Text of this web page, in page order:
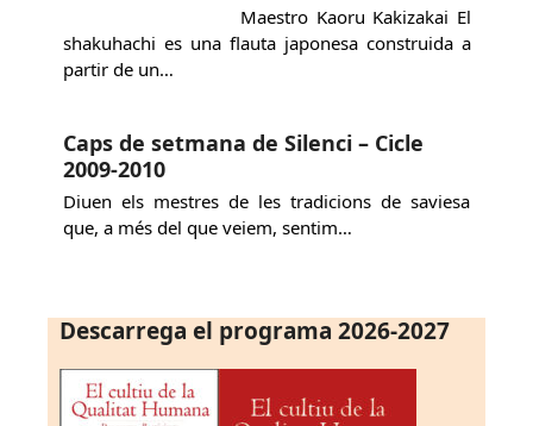
Maestro Kaoru Kakizakai El
shakuhachi es una flauta japonesa construida a
partir de un…
Caps de setmana de Silenci – Cicle
2009-2010
Diuen els mestres de les tradicions de saviesa
que, a més del que veiem, sentim…
Descarrega el programa 2026-2027